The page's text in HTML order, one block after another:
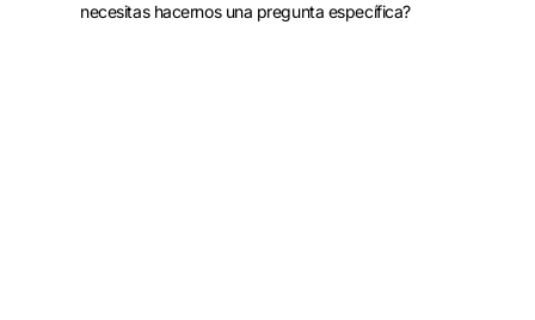
necesitas hacernos una pregunta específica?